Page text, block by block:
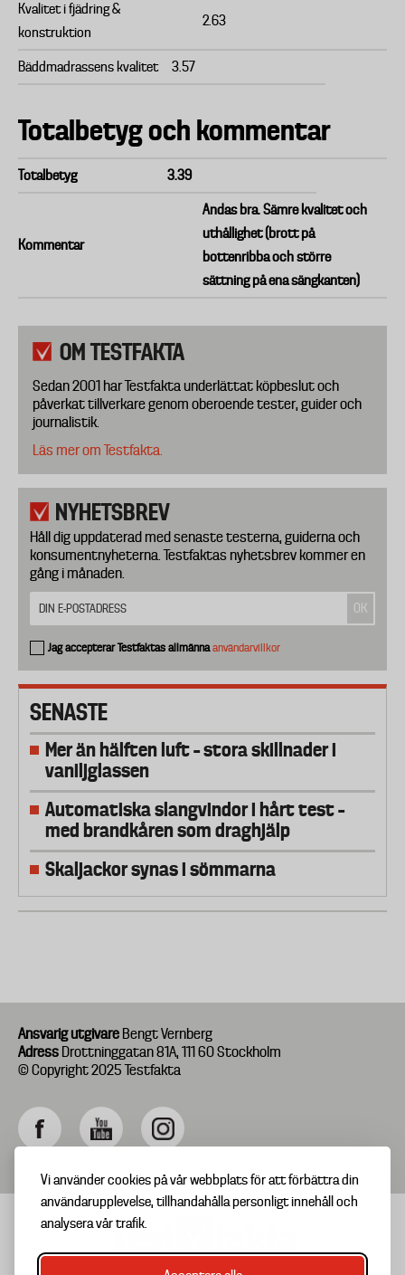
Vi använder cookies på vår webbplats för att förbättra din
användarupplevelse, tillhandahålla personligt innehåll och
analysera vår trafik.
Kvalitet i fjädring &
konstruktion
2.63
Bäddmadrassens kvalitet 3.57
Totalbetyg och kommentar
Totalbetyg 3.39
Kommentar
Andas bra. Sämre kvalitet och
uthållighet (brott på
bottenribba och större
sättning på ena sängkanten)
OM TESTFAKTA
Sedan 2001 har Testfakta underlättat köpbeslut och
påverkat tillverkare genom oberoende tester, guider och
journalistik.
Läs mer om Testfakta.
NYHETSBREV
Håll dig uppdaterad med senaste testerna, guiderna och
konsumentnyheterna. Testfaktas nyhetsbrev kommer en
gång i månaden.
Jag accepterar Testfaktas allmännaanvändarvillkor
SENASTE
Mer än hälften luft – stora skillnader i
vaniljglassen
Automatiska slangvindor i hårt test –
med brandkåren som draghjälp
Skaljackor synas i sömmarna
Ansvarig utgivare Bengt Vernberg
Adress Drottninggatan 81A, 111 60 Stockholm
© Copyright 2025 Testfakta